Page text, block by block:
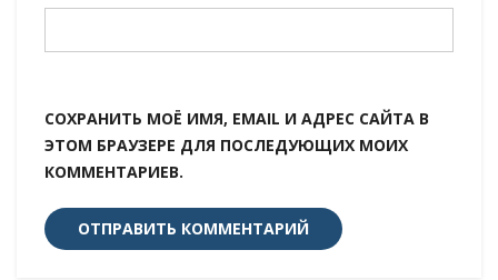
СОХРАНИТЬ МОЁ ИМЯ, EMAIL И АДРЕС САЙТА В
ЭТОМ БРАУЗЕРЕ ДЛЯ ПОСЛЕДУЮЩИХ МОИХ
КОММЕНТАРИЕВ.